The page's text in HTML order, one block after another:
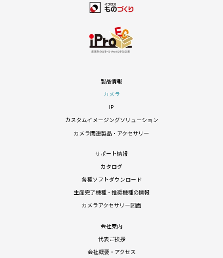
製品情報
カメラ
IP
カスタムイメージングソリューション
カメラ関連製品・アクセサリー
サポート情報
カタログ
各種ソフトダウンロード
生産完了機種・推奨機種の情報
カメラアクセサリー図面
会社案内
代表ご挨拶
会社概要・アクセス